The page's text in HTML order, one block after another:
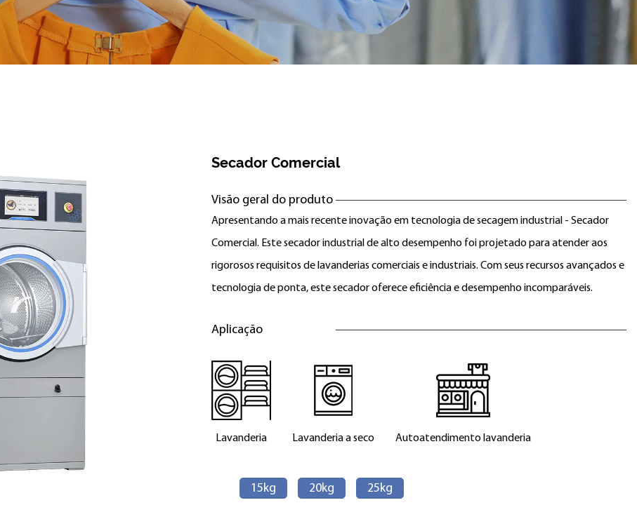
Secador Comercial
Visão geral do produto
Apresentando a mais recente inovação em tecnologia de secagem industrial - Secador
Comercial. Este secador industrial de alto desempenho foi projetado para atender aos
rigorosos requisitos de lavanderias comerciais e industriais. Com seus recursos avançados e
tecnologia de ponta, este secador oferece eficiência e desempenho incomparáveis.
Aplicação
Lavanderia Lavanderia a seco Autoatendimento lavanderia
15kg 20kg 25kg